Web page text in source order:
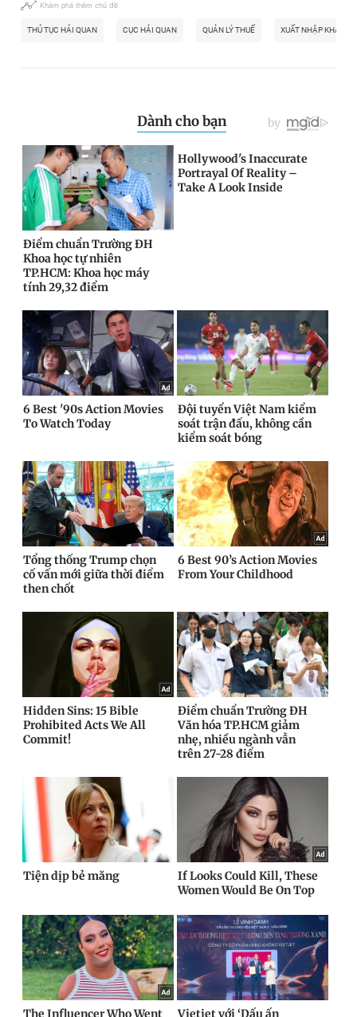
Khám phá thêm chủ đề
THỦ TỤC HẢI QUAN CỤC HẢI QUAN QUẢN LÝ THUẾ XUẤT NHẬP KHẨU